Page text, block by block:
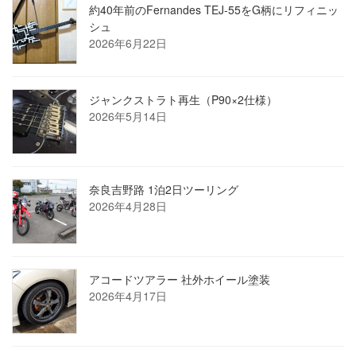
約40年前のFernandes TEJ-55をG柄にリフィニッ
シュ
2026年6月22日
ジャンクストラト再生（P90×2仕様）
2026年5月14日
奈良吉野路 1泊2日ツーリング
2026年4月28日
アコードツアラー 社外ホイール塗装
2026年4月17日